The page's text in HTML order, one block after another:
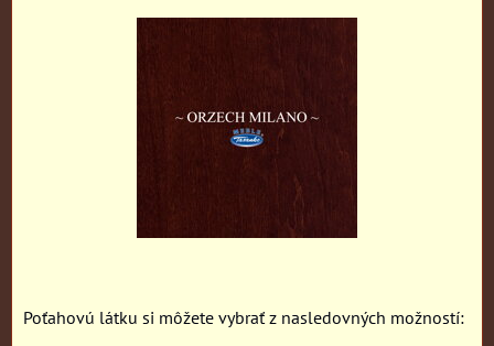
Poťahovú látku si môžete vybrať z nasledovných možností: